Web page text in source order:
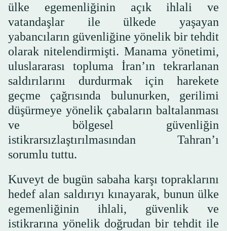
ülke egemenliğinin açık ihlali ve
vatandaşlar ile ülkede yaşayan
yabancıların güvenliğine yönelik bir tehdit
olarak nitelendirmişti. Manama yönetimi,
uluslararası topluma İran’ın tekrarlanan
saldırılarını durdurmak için harekete
geçme çağrısında bulunurken, gerilimi
düşürmeye yönelik çabaların baltalanması
ve bölgesel güvenliğin
istikrarsızlaştırılmasından Tahran’ı
sorumlu tuttu.
Kuveyt de bugün sabaha karşı topraklarını
hedef alan saldırıyı kınayarak, bunun ülke
egemenliğinin ihlali, güvenlik ve
istikrarına yönelik doğrudan bir tehdit ile